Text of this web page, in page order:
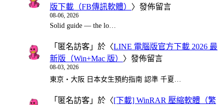
版下載（FB傳訊軟體） 〉發佈留言
08-06, 2026
Solid guide — the lo…
「 匿名訪客 」於〈LINE 電腦版官方下載 2026 最
新版（Win+Mac 版） 〉發佈留言
08-03, 2026
東京・大阪 日本女生預約指南 認準 千夏…
「 匿名訪客 」於〈[下載] WinRAR 壓縮軟體（繁